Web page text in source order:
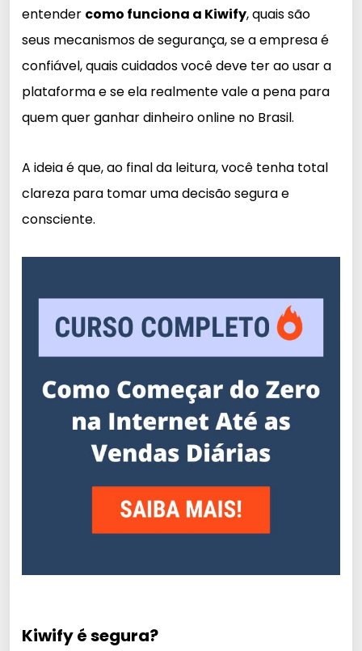
entender como funciona a Kiwify, quais são
seus mecanismos de segurança, se a empresa é
confiável, quais cuidados você deve ter ao usar a
plataforma e se ela realmente vale a pena para
quem quer ganhar dinheiro online no Brasil.
A ideia é que, ao final da leitura, você tenha total
clareza para tomar uma decisão segura e
consciente.
Kiwify é segura?